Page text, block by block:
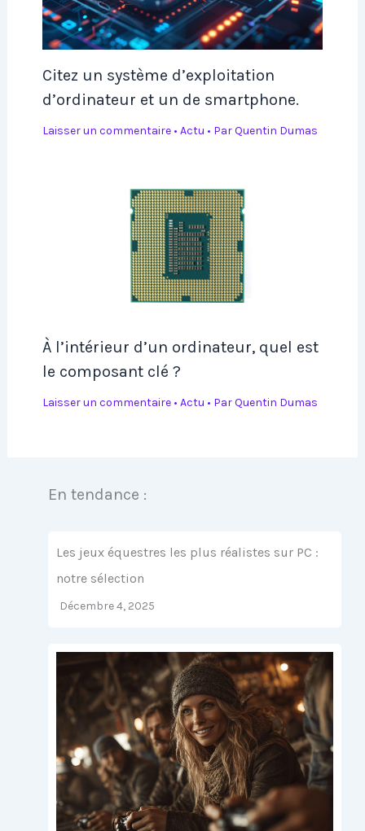
Citez un système d’exploitation
d’ordinateur et un de smartphone.
Laisser un commentaire • Actu • ParQuentin Dumas
À l’intérieur d’un ordinateur, quel est
le composant clé ?
Laisser un commentaire • Actu • ParQuentin Dumas
En tendance :
Les jeux équestres les plus réalistes sur PC :
notre sélection
Décembre 4, 2025